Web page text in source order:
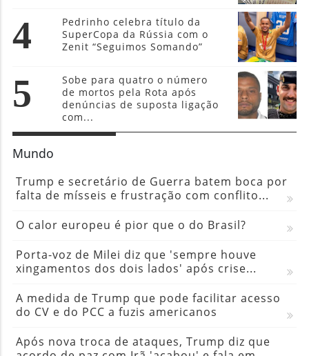
4
Pedrinho celebra título da
SuperCopa da Rússia com o
Zenit “Seguimos Somando”
5
Sobe para quatro o número
de mortos pela Rota após
denúncias de suposta ligação
com...
Mundo
Trump e secretário de Guerra batem boca por
falta de mísseis e frustração com conflito...
O calor europeu é pior que o do Brasil?
Porta-voz de Milei diz que 'sempre houve
xingamentos dos dois lados' após crise...
A medida de Trump que pode facilitar acesso
do CV e do PCC a fuzis americanos
Após nova troca de ataques, Trump diz que